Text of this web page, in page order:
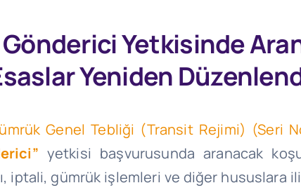
Yetkisinde
Yeniden
Genel Tebliği (Transit Rejimi) (Seri
yetkisi başvurusunda aranacak
iptali, gümrük işlemleri ve diğer